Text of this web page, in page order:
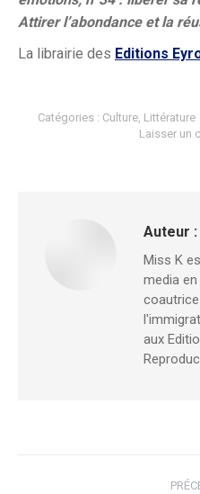
Attirer l’abondance et la
La librairie des Editions
Catégories : Culture, Littérature
Laisser un
Auteur :
Miss K
media
aux